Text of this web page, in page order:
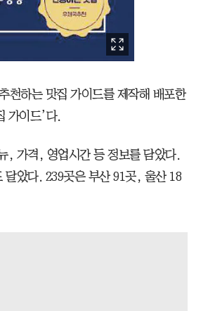
천하는 맛집 가이드를 제작해 배포한
가이드’다.
, 가격, 영업시간 등 정보를 담았다.
달았다. 239곳은 부산 91곳, 울산 18